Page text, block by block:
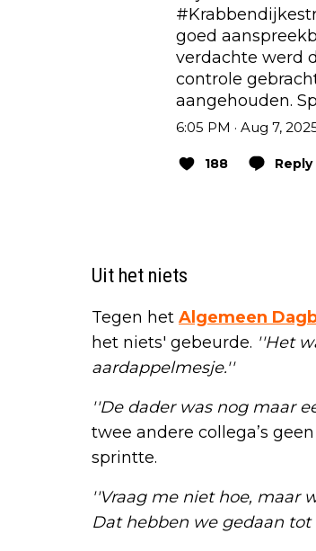
goed
verdachte werd
controle
aangehouden.
6:05 PM · Aug 7,
188 Reply
Uit het niets
Tegen het Algemeen
het niets' gebeurde. ''Het
aardappelmesje.''
''De dader was nog maar
twee andere collega’s
sprintte.
''Vraag me niet hoe, maar
Dat hebben we gedaan